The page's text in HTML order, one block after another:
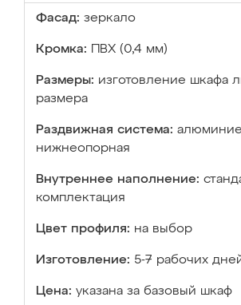
Фасад: зеркало
Кромка: ПВХ (0,4 мм)
Размеры: изготовление шкафа
размера
Раздвижная система:
нижнеопорная
Внутреннее наполнение:
комплектация
Цвет профиля: на выбор
Изготовление: 5-7 рабочих
Цена: указана за базовый шкаф